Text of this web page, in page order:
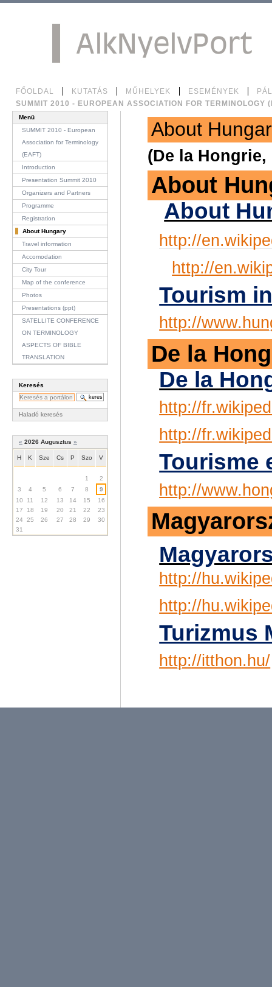
BekezdésekFŐOLDAL KUTATÁS MŰHELYEK ESEMÉNYEK
SUMMIT 2010 - EUROPEAN ASSOCIATION FOR TERMINOLOGY
Személyes
eszközök
Menü
SUMMIT 2010 - European
Association for Terminology
(EAFT)
Introduction
Presentation Summit 2010
Organizers and Partners
Programme
Registration
About Hungary
Travel information
Accomodation
City Tour
Map of the conference
Photos
Presentations (ppt)
SATELLITE CONFERENCE
ON TERMINOLOGY
ASPECTS OF BIBLE
TRANSLATION
Keresés
Haladó keresés
« 2026 Augusztus »
H K Sze Cs P Szo V
1
2
3
4 5 6 7 8
9
10
11 12 13 14 15
16
17
18 19 20 21 22
23
24
25 26 27 28 29
30
31
About
(De la
About
About
http://
http://
Tourism
http://
De la
De la
http://
http://
Tourisme
http://
http://
http://
Turizmus
http://itthon.hu/